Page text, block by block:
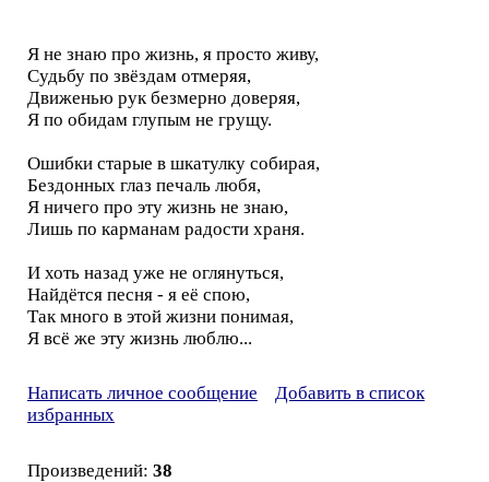
Я не знаю про жизнь, я просто живу,
Судьбу по звёздам отмеряя,
Движенью рук безмерно доверяя,
Я по обидам глупым не грущу.
Ошибки старые в шкатулку собирая,
Бездонных глаз печаль любя,
Я ничего про эту жизнь не знаю,
Лишь по карманам радости храня.
И хоть назад уже не оглянуться,
Найдётся песня - я её спою,
Так много в этой жизни понимая,
Я всё же эту жизнь люблю...
Написать личное сообщение
Добавить в список
избранных
Произведений: 38